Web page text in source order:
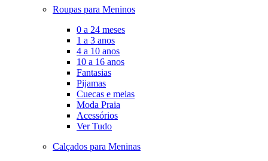
Roupas para Meninos
0 a 24 meses
1 a 3 anos
4 a 10 anos
10 a 16 anos
Fantasias
Pijamas
Cuecas e meias
Moda Praia
Acessórios
Ver Tudo
Calçados para Meninas